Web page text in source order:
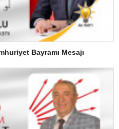
Bayramı Mesajı